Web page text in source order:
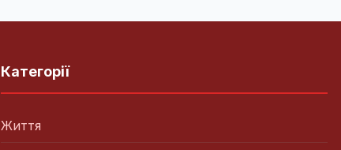
Категорії
Життя